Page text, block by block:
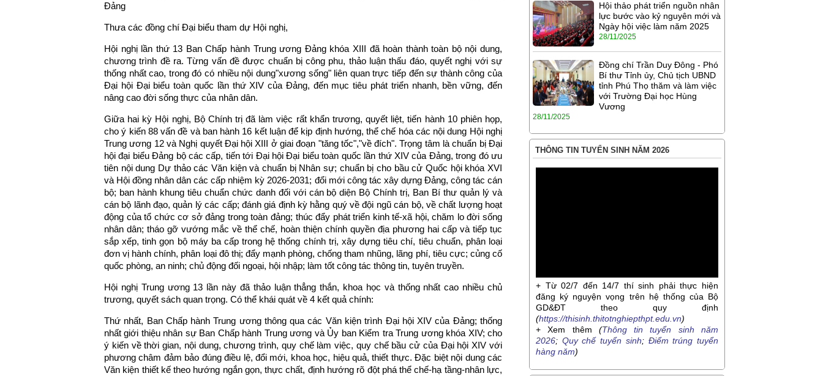
Đảng
Thưa các đồng chí Đại biểu tham dự Hội nghị,
Hội nghị lần thứ 13 Ban Chấp hành Trung ương Đảng khóa XIII đã hoàn thành toàn bộ nội dung,
chương trình đề ra. Từng vấn đề được chuẩn bị công phu, thảo luận thấu đáo, quyết nghị với sự
thống nhất cao, trong đó có nhiều nội dung"xương sống" liên quan trực tiếp đến sự thành công của
Đại hội Đại biểu toàn quốc lần thứ XIV của Đảng, đến mục tiêu phát triển nhanh, bền vững, đến
nâng cao đời sống thực của nhân dân.
Giữa hai kỳ Hội nghị, Bộ Chính trị đã làm việc rất khẩn trương, quyết liệt, tiến hành 10 phiên họp,
cho ý kiến 88 vấn đề và ban hành 16 kết luận để kịp định hướng, thể chế hóa các nội dung Hội nghị
Trung ương 12 và Nghị quyết Đại hội XIII ở giai đoạn "tăng tốc","về đích". Trọng tâm là chuẩn bị Đại
hội đại biểu Đảng bộ các cấp, tiến tới Đại hội Đại biểu toàn quốc lần thứ XIV của Đảng, trong đó ưu
tiên nội dung Dự thảo các Văn kiện và chuẩn bị Nhân sự; chuẩn bị cho bầu cử Quốc hội khóa XVI
và Hội đồng nhân dân các cấp nhiệm kỳ 2026-2031; đổi mới công tác xây dựng Đảng, công tác cán
bộ; ban hành khung tiêu chuẩn chức danh đối với cán bộ diện Bộ Chính trị, Ban Bí thư quản lý và
cán bộ lãnh đạo, quản lý các cấp; đánh giá định kỳ hằng quý về đội ngũ cán bộ, về chất lượng hoạt
động của tổ chức cơ sở đảng trong toàn đảng; thúc đẩy phát triển kinh tế-xã hội, chăm lo đời sống
nhân dân; tháo gỡ vướng mắc về thể chế, hoàn thiện chính quyền địa phương hai cấp và tiếp tục
sắp xếp, tinh gọn bộ máy ba cấp trong hệ thống chính trị, xây dựng tiêu chí, tiêu chuẩn, phân loại
đơn vị hành chính, phân loại đô thị; đẩy mạnh phòng, chống tham nhũng, lãng phí, tiêu cực; củng cố
quốc phòng, an ninh; chủ động đối ngoại, hội nhập; làm tốt công tác thông tin, tuyên truyền.
Hội nghị Trung ương 13 lần này đã thảo luận thẳng thắn, khoa học và thống nhất cao nhiều chủ
trương, quyết sách quan trọng. Có thể khái quát về 4 kết quả chính:
Thứ nhất, Ban Chấp hành Trung ương thông qua các Văn kiện trình Đại hội XIV của Đảng; thống
nhất giới thiệu nhân sự Ban Chấp hành Trung ương và Ủy ban Kiểm tra Trung ương khóa XIV; cho
ý kiến về thời gian, nội dung, chương trình, quy chế làm việc, quy chế bầu cử của Đại hội XIV với
phương châm đảm bảo đúng điều lệ, đổi mới, khoa học, hiệu quả, thiết thực. Đặc biệt nội dung các
Văn kiện thiết kế theo hướng ngắn gọn, thực chất, định hướng rõ đột phá thể chế-hạ tầng-nhân lực,
Hội thảo phát triển nguồn nhân
lực bước vào kỷ nguyên mới và
Ngày hội việc làm năm 2025
28/11/2025
Đồng chí Trần Duy Đông - Phó
Bí thư Tỉnh ủy, Chủ tịch UBND
tỉnh Phú Thọ thăm và làm việc
với Trường Đại học Hùng
Vương
28/11/2025
THÔNG TIN TUYỂN SINH NĂM 2026
+ Từ 02/7 đến 14/7 thí sinh phải thực hiện
đăng ký nguyện vọng trên hệ thống của Bộ
GD&ĐT theo quy định
(https://thisinh.thitotnghiepthpt.edu.vn)
+ Xem thêm (Thông tin tuyển sinh năm
2026; Quy chế tuyển sinh; Điểm trúng tuyển
hàng năm)